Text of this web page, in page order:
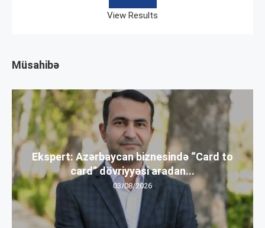
View Results
Müsahibə
Ekspert: Azərbaycan biznesində “Card to
card” dövriyyəsi aradan...
03/08/2026